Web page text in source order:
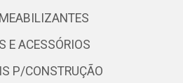
E ACESSÓRIOS
P/CONSTRUÇÃO